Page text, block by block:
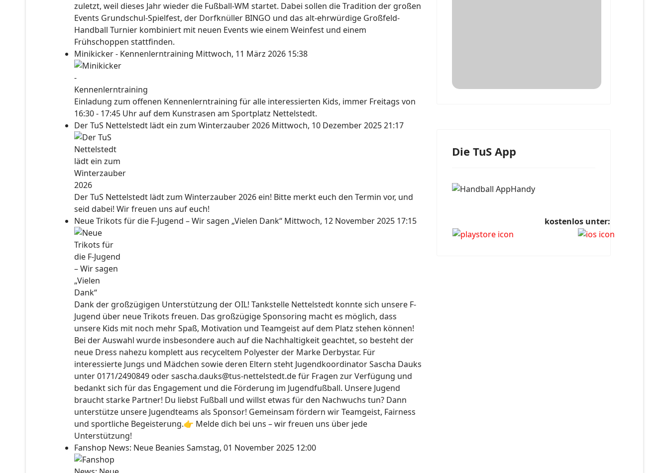
zuletzt, weil dieses Jahr wieder die Fußball-WM startet. Dabei sollen die Tradition der großen
Events Grundschul-Spielfest, der Dorfknüller BINGO und das alt-ehrwürdige Großfeld-
Handball Turnier kombiniert mit neuen Events wie einem Weinfest und einem
Frühschoppen stattfinden.
Minikicker - Kennenlerntraining Mittwoch, 11 März 2026 15:38
Einladung zum offenen Kennenlerntraining für alle interessierten Kids, immer Freitags von
16:30 - 17:45 Uhr auf dem Kunstrasen am Sportplatz Nettelstedt.
Der TuS Nettelstedt lädt ein zum Winterzauber 2026 Mittwoch, 10 Dezember 2025 21:17
Der TuS Nettelstedt lädt zum Winterzauber 2026 ein! Bitte merkt euch den Termin vor, und
seid dabei! Wir freuen uns auf euch!
Neue Trikots für die F-Jugend – Wir sagen „Vielen Dank“ Mittwoch, 12 November 2025 17:15
Dank der großzügigen Unterstützung der OIL! Tankstelle Nettelstedt konnte sich unsere F-
Jugend über neue Trikots freuen. Das großzügige Sponsoring macht es möglich, dass
unsere Kids mit noch mehr Spaß, Motivation und Teamgeist auf dem Platz stehen können!
Bei der Auswahl wurde insbesondere auch auf die Nachhaltigkeit geachtet, so besteht der
neue Dress nahezu komplett aus recyceltem Polyester der Marke Derbystar. Für
interessierte Jungs und Mädchen sowie deren Eltern steht Jugendkoordinator Sascha Dauks
unter 0171/2490849 oder sascha.dauks@tus-nettelstedt.de für Fragen zur Verfügung und
bedankt sich für das Engagement und die Förderung im Jugendfußball. Unsere Jugend
braucht starke Partner! Du liebst Fußball und willst etwas für den Nachwuchs tun? Dann
unterstütze unsere Jugendteams als Sponsor! Gemeinsam fördern wir Teamgeist, Fairness
und sportliche Begeisterung.👉 Melde dich bei uns – wir freuen uns über jede
Unterstützung!
Fanshop News: Neue Beanies Samstag, 01 November 2025 12:00
Die TuS App
kostenlos unter: